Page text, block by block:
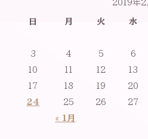
2019年2
日 月 火 水
« 1月
3
4 5 6
10
11 12 13
17
18 19 20
24
25 26 27